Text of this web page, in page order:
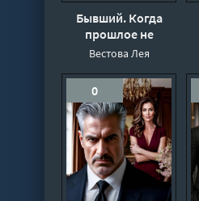
Бывший. Когда
прошлое не
отпускает - Лея
Вестова Лея
0